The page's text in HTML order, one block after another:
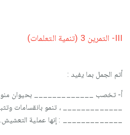
III- التمرين 3 (تنمية التعلمات)
أتم الجمل بما يفيد :
أ- تخصب _____________ بحيوان منوي
_____________ ، تنمو بانقسامات
_____________ : إنها عملية التعشيش.